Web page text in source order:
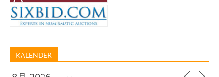
KALENDER